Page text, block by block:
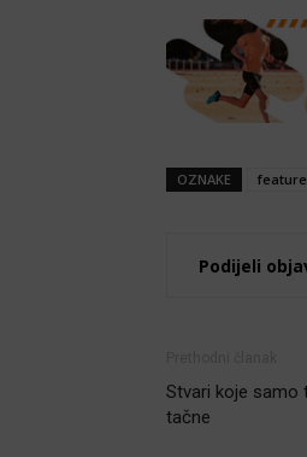
OZNAKE
Podijeli
Stvari koje samo
tačne